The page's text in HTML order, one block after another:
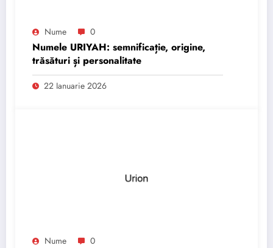
Nume 0
Numele URIYAH: semnificație, origine,
trăsături și personalitate
22 Ianuarie 2026
Nume 0